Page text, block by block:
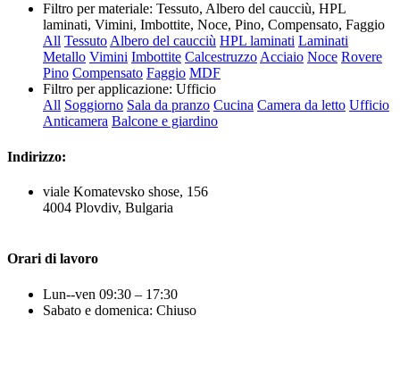
Filtro per materiale: Tessuto, Albero del caucciù, HPL
laminati, Vimini, Imbottite, Noce, Pino, Compensato, Faggio
All TessutoAlbero del caucciù HPL laminati Laminati
Metallo Vimini Imbottite CalcestruzzoAcciaio Noce Rovere
Pino Compensato Faggio MDF
Filtro per applicazione: Ufficio
All Soggiorno Sala da pranzo Cucina Camera da letto Ufficio
Anticamera Balcone e giardino
Indirizzo:
viale Komatevsko shose, 156
4004 Plovdiv, Bulgaria
Orari di lavoro
Lun--ven 09:30 – 17:30
Sabato e domenica: Chiuso